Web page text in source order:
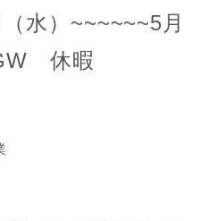
水）~~~~~~5月
休暇